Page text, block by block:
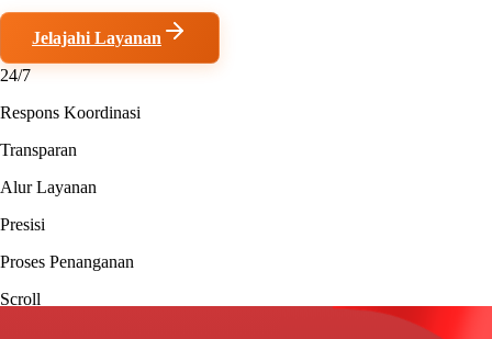
Jelajahi Layanan
24/7
Respons Koordinasi
Transparan
Alur Layanan
Presisi
Proses Penanganan
Scroll